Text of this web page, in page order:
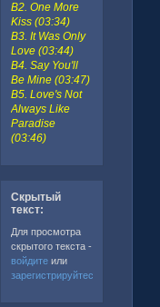
B2. One More
Kiss (03:34)
B3. It Was Only
Love (03:44)
B4. Say You'll
Be Mine (03:47)
B5. Love's Not
Always Like
Paradise
(03:46)
Скрытый
текст:
Для просмотра
скрытого текста -
войдитеили
зарегистрируйтесь